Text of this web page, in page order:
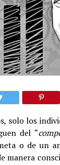
solo los
del “
o de un
manera